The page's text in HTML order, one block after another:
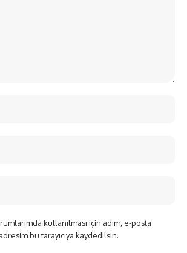
kullanılması için adım, e-posta
bu tarayıcıya kaydedilsin.